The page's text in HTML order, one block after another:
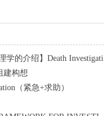
介绍】Death Investigation (PDF)
建构想
（紧急+求助）